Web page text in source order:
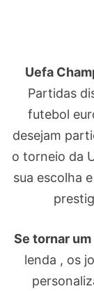
Uefa
Partidas
futebol
desejam
o torneio da
sua escolha
Se tornar um
lenda , os